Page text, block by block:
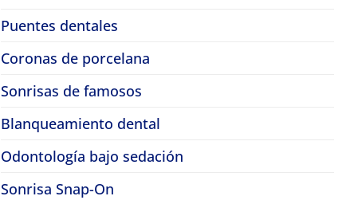
Puentes dentales
Coronas de porcelana
Sonrisas de famosos
Blanqueamiento dental
Odontología bajo sedación
Sonrisa Snap-On